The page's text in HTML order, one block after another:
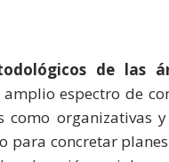
de las
espectro de
organizativas
para concretar